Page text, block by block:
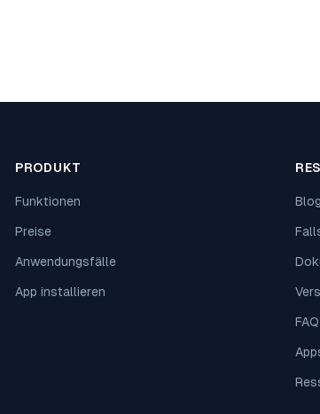
PRODUKT
Funktionen
Preise
Anwendungsfälle
App installieren
Blog
FAQ